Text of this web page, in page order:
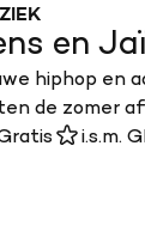
en
i.s.m.
hiphop en
de zomer